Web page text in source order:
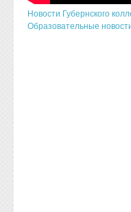
Новости Губернского
Образовательные